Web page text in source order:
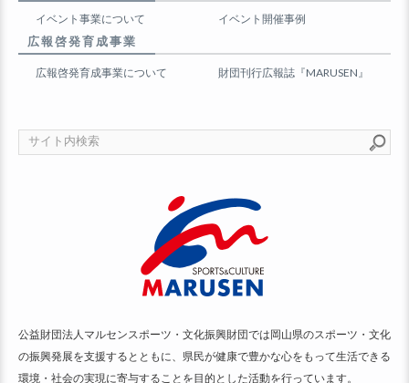
イベント事業について イベント開催事例
広報啓発育成事業
広報啓発育成事業について 財団刊行広報誌『MARUSEN』
公益財団法人マルセンスポーツ・文化振興財団では岡山県のスポーツ・文化
の振興発展を支援するとともに、県民が健康で豊かな心をもって生活できる
環境・社会の実現に寄与することを目的とした活動を行っています。